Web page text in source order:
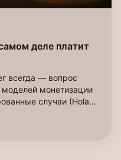
деле платит
всегда — вопрос
монетизации
случаи (Hola,